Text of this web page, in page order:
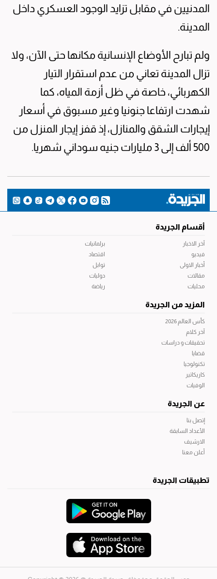
المدنيين في مقابل تزايد الوجود العسكري داخل
المدينة.
ولم تبارح الأوضاع الإنسانية مكانها حتى الآن، ولا
تزال المدينة تعاني من عدم استقرار التيار
الكهربائي، خاصة في ظل أزمة المياه، كما
شهدت ارتفاعا جنونيا وغير مسبوق في أسعار
إيجارات الشقق والمنازل، إذ قفز إيجار المنزل من
500 ألف إلى 3 مليارات جنيه سوداني شهريا.
أقسام الجريدة
آخر الاخبار
فيديو
أخبار الاولى
مقالات
محليات
برلمانيات
اقتصاد
توابل
دوليات
رياضة
المزيد من الجريدة
كأس العالم 2026
آخر كلام
تحقيقات و دراسات
قضايا
تكنولوجيا
كاريكاتير
الوفيات
عن الجريدة
إتصل بنا
الأعداد السابقة
الارشيف
أعلن معنا
تطبيقات الجريدة